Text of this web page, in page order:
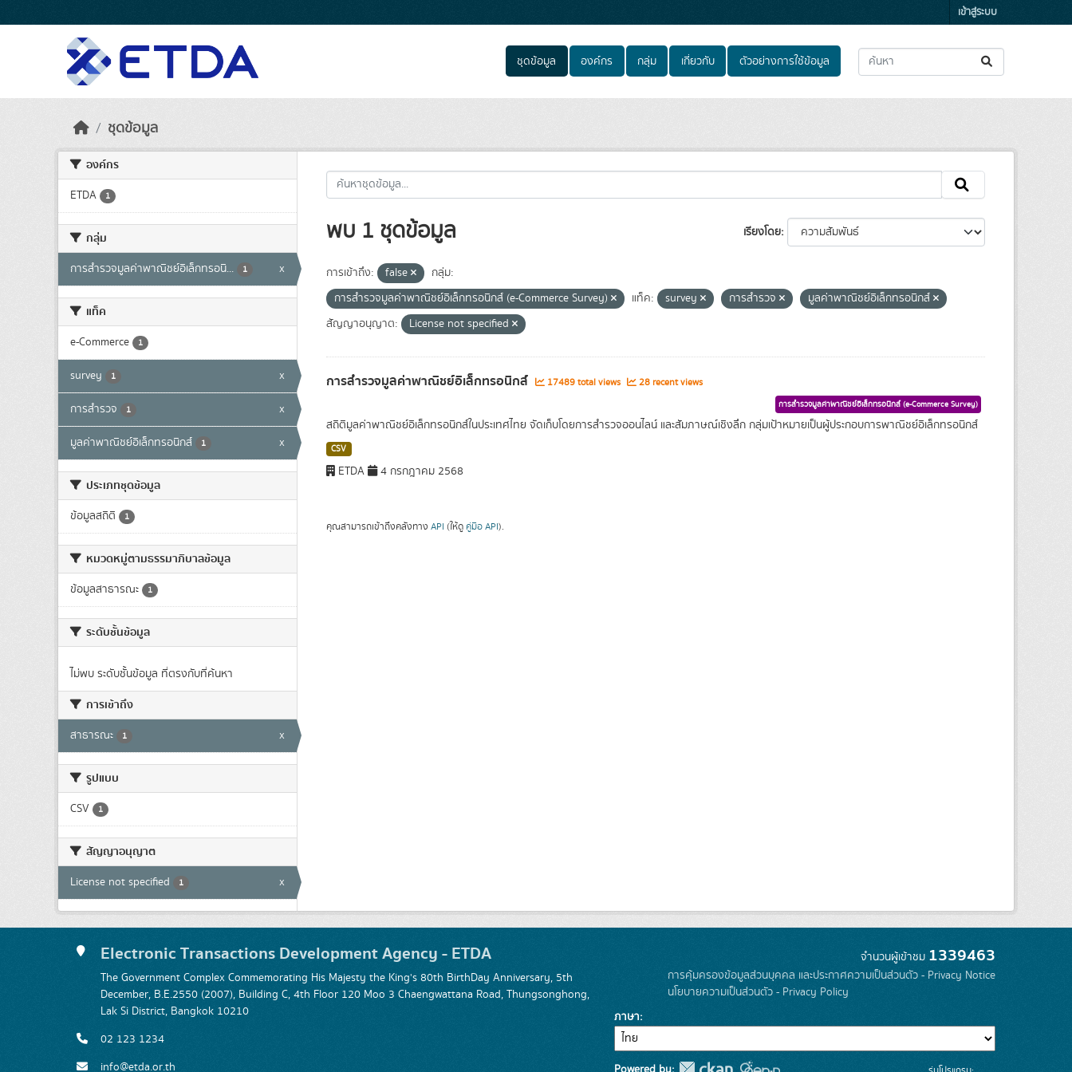
เข้าสู่ระบบ
ชุดข้อมูล องค์กร กลุ่ม เกี่ยวกับ ตัวอย่างการใช้ข้อมูล
ชุดข้อมูล
องค์กร
ETDA 1
กลุ่ม
การสำรวจมูลค่าพาณิชย์อิเล็กทรอนิ... 1 x
แท็ค
e-Commerce 1
survey 1 x
การสำรวจ 1 x
มูลค่าพาณิชย์อิเล็กทรอนิกส์ 1 x
ประเภทชุดข้อมูล
ข้อมูลสถิติ 1
หมวดหมู่ตามธรรมาภิบาลข้อมูล
ข้อมูลสาธารณะ 1
ระดับชั้นข้อมูล
ไม่พบ ระดับชั้นข้อมูล ที่ตรงกับที่ค้นหา
การเข้าถึง
สาธารณะ 1 x
รูปแบบ
CSV 1
สัญญาอนุญาต
License not specified 1 x
เรียงโดย
พบ 1 ชุดข้อมูล
การเข้าถึง: false
กลุ่ม:
การสำรวจมูลค่าพาณิชย์อิเล็กทรอนิกส์ (e-Commerce Survey)
แท็ค: survey การสำรวจ
มูลค่าพาณิชย์อิเล็กทรอนิกส์
สัญญาอนุญาต:
License not specified
การสำรวจมูลค่าพาณิชย์อิเล็กทรอนิกส์ 17489 total views 28 recent views
การสำรวจมูลค่าพาณิชย์อิเล็กทรอนิกส์ (e-Commerce Survey)
สถิติมูลค่าพาณิชย์อิเล็กทรอนิกส์ในประเทศไทย จัดเก็บโดยการสำรวจออนไลน์ และสัมภาษณ์เชิงลึก กลุ่มเป้าหมายเป็นผู้ประกอบการพาณิชย์อิเล็กทรอนิกส์
CSV
ETDA 4 กรกฎาคม 2568
คุณสามารถเข้าถึงคลังทาง API (ให้ดู คู่มือ API).
Electronic Transactions Development Agency - ETDA
The Government Complex Commemorating His Majesty the King's 80th BirthDay Anniversary, 5th
December, B.E.2550 (2007), Building C, 4th Floor 120 Moo 3 Chaengwattana Road, Thungsonghong,
Lak Si District, Bangkok 10210
02 123 1234
info@etda.or.th
จำนวนผู้เข้าชม 1339463
การคุ้มครองข้อมูลส่วนบุคคล และประกาศความเป็นส่วนตัว - Privacy Notice
นโยบายความเป็นส่วนตัว - Privacy Policy
ภาษา